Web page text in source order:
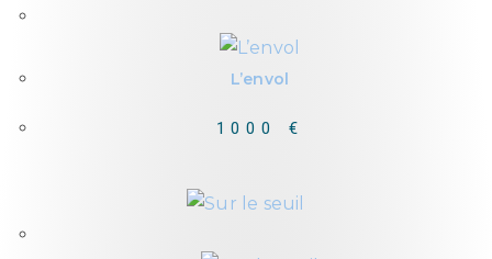
L’envol
1000 €